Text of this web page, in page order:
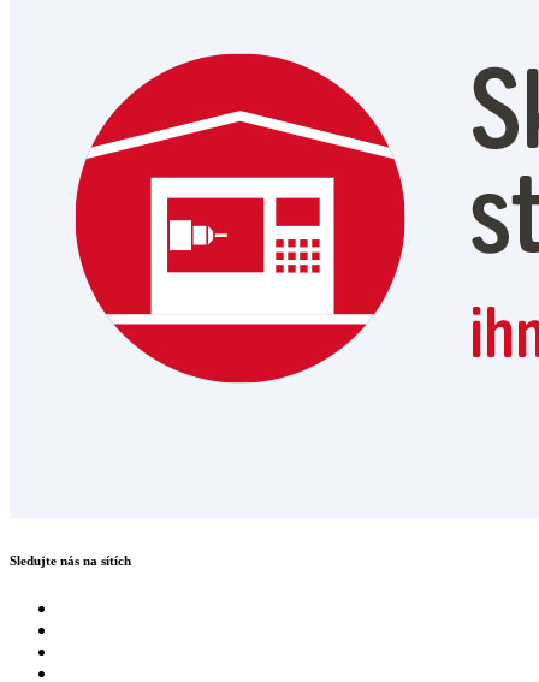
Sledujte nás na sítích